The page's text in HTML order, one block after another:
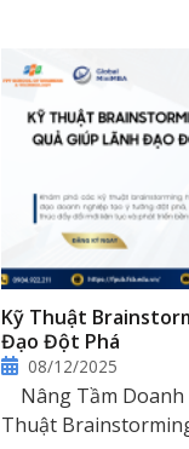
Kỹ Thuật
Đạo Đột Phá
08/12/2025
Nâng Tầm Doanh
Thuật